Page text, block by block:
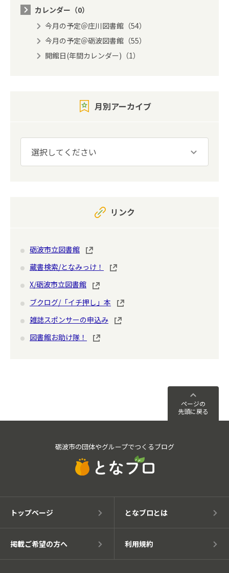
カレンダー（0）
今月の予定＠庄川図書館（54）
今月の予定＠砺波図書館（55）
開館日(年間カレンダー)（1）
月別アーカイブ
リンク
砺波市立図書館
蔵書検索/となみっけ！
X/砺波市立図書館
ブクログ/「イチ押し」本
雑誌スポンサーの申込み
図書館お助け隊！
ページの
先頭に戻る
砺波市の団体やグループでつくるブログ
トップページ となブロとは
掲載ご希望の方へ 利用規約